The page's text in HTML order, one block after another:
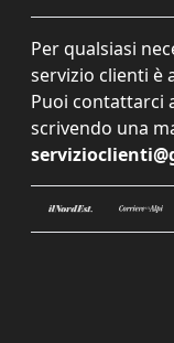
Per qualsiasi
servizio clienti è
Puoi contattarci
scrivendo una